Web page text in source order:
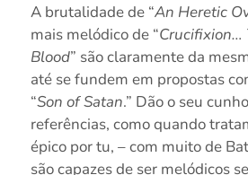
A brutalidade de “An Heretic
mais melódico de “Crucifixion…
Blood” são claramente da
até se fundem em propostas
“Son of Satan.” Dão o seu
referências, como quando
épico por tu, – com muito de
são capazes de ser melódicos